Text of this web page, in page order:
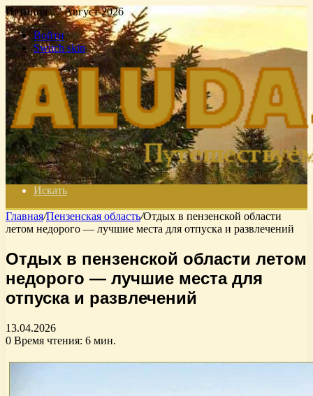
Пятница , 7 Август 2026
Войти
Switch skin
Искать
Главная/Пензенская область/Отдых в пензенской области
летом недорого — лучшие места для отпуска и развлечений
Отдых в пензенской области летом
недорого — лучшие места для
отпуска и развлечений
13.04.2026
0 Время чтения: 6 мин.